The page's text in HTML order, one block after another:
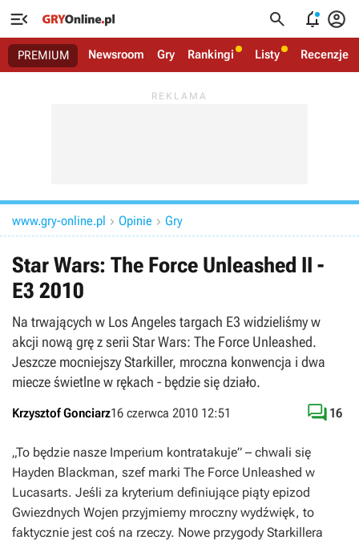
   
PREMIUM Newsroom Gry Rankingi Listy Recenzje
www.gry-online.pl  Opinie  Gry
Star Wars: The Force Unleashed II -
E3 2010
Na trwających w Los Angeles targach E3 widzieliśmy w
akcji nową grę z serii Star Wars: The Force Unleashed.
Jeszcze mocniejszy Starkiller, mroczna konwencja i dwa
miecze świetlne w rękach - będzie się działo.
Krzysztof Gonciarz16 czerwca 2010 12:51  16
„To będzie nasze Imperium kontratakuje” – chwali się
Hayden Blackman, szef marki The Force Unleashed w
Lucasarts. Jeśli za kryterium definiujące piąty epizod
Gwiezdnych Wojen przyjmiemy mroczny wydźwięk, to
faktycznie jest coś na rzeczy. Nowe przygody Starkillera